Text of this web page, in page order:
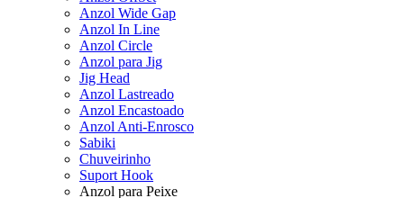
Anzol Wide Gap
Anzol In Line
Anzol Circle
Anzol para Jig
Jig Head
Anzol Lastreado
Anzol Encastoado
Anzol Anti-Enrosco
Sabiki
Chuveirinho
Suport Hook
Anzol para Peixe